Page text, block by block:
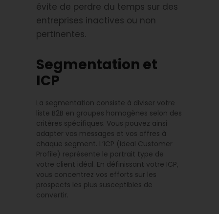
évite de perdre du temps sur des
entreprises inactives ou non
pertinentes.
Segmentation et
ICP
La segmentation consiste à diviser votre
liste B2B en groupes homogènes selon des
critères spécifiques. Vous pouvez ainsi
adapter vos messages et vos offres à
chaque segment. L’ICP (Ideal Customer
Profile) représente le portrait type de
votre client idéal. En définissant votre ICP,
vous concentrez vos efforts sur les
prospects les plus susceptibles de
convertir.